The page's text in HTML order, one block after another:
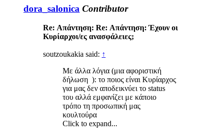
dora_salonica Contributor
Re: Απάντηση: Re: Απάντηση: Έχουν οι
Κυρίαρχοι/ες ανασφάλειες;
soutzoukakia said: ↑
Με άλλα λόγια (μια αφοριστική
δήλωση ): το ποιος είναι Κυρίαρχος
για μας δεν αποδεικνύει το status
του αλλά εμφανίζει με κάποιο
τρόπο τη προσωπική μας
κουλτούρα
Click to expand...